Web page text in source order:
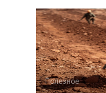
Полезное